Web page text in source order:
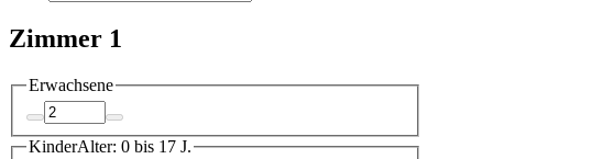
Zimmer 1
Erwachsene
KinderAlter: 0 bis 17 J.